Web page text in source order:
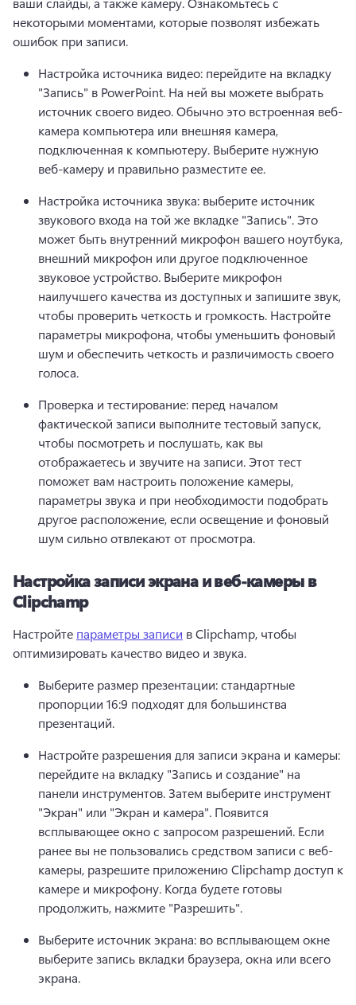
некоторыми моментами, которые позволят избежать
ошибок при записи.
Настройка источника видео: перейдите на вкладку
"Запись" в PowerPoint. На ней вы можете выбрать
источник своего видео. Обычно это встроенная веб-
камера компьютера или внешняя камера,
подключенная к компьютеру. Выберите нужную
веб-камеру и правильно разместите ее.
Настройка источника звука: выберите источник
звукового входа на той же вкладке "Запись". Это
может быть внутренний микрофон вашего ноутбука,
внешний микрофон или другое подключенное
звуковое устройство. Выберите микрофон
наилучшего качества из доступных и запишите звук,
чтобы проверить четкость и громкость. Настройте
параметры микрофона, чтобы уменьшить фоновый
шум и обеспечить четкость и различимость своего
голоса.
Проверка и тестирование: перед началом
фактической записи выполните тестовый запуск,
чтобы посмотреть и послушать, как вы
отображаетесь и звучите на записи. Этот тест
поможет вам настроить положение камеры,
параметры звука и при необходимости подобрать
другое расположение, если освещение и фоновый
шум сильно отвлекают от просмотра.
Настройка записи экрана и веб-камеры в
Clipchamp
Настройте параметры записи в Clipchamp, чтобы
оптимизировать качество видео и звука.
Выберите размер презентации: стандартные
пропорции 16:9 подходят для большинства
презентаций.
Настройте разрешения для записи экрана и камеры:
перейдите на вкладку "Запись и создание" на
панели инструментов. Затем выберите инструмент
"Экран" или "Экран и камера". Появится
всплывающее окно с запросом разрешений. Если
ранее вы не пользовались средством записи с веб-
камеры, разрешите приложению Clipchamp доступ к
камере и микрофону. Когда будете готовы
продолжить, нажмите "Разрешить".
Выберите источник экрана: во всплывающем окне
выберите запись вкладки браузера, окна или всего
экрана.